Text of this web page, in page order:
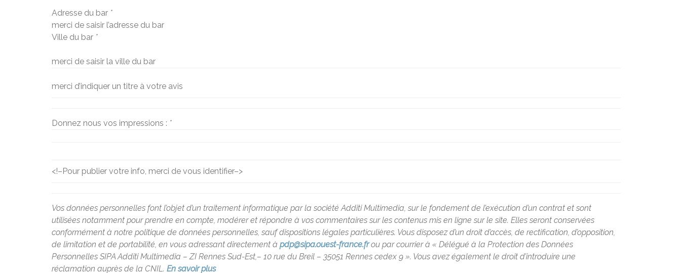
Adresse du bar *
merci de saisir l’adresse du bar
Ville du bar *
merci de saisir la ville du bar
merci d’indiquer un titre à votre avis
Donnez nous vos impressions : *
<!–Pour publier votre info, merci de vous identifier–>
Vos données personnelles font l’objet d’un traitement informatique par la société Additi Multimedia, sur le fondement de l’exécution d’un contrat et sont
utilisées notamment pour prendre en compte, modérer et répondre à vos commentaires sur les contenus mis en ligne sur le site. Elles seront conservées
conformément à notre politique de données personnelles, sauf dispositions légales particulières. Vous disposez d’un droit d’accès, de rectification, d’opposition,
de limitation et de portabilité, en vous adressant directement à pdp@sipa.ouest-france.frou par courrier à « Délégué à la Protection des Données
Personnelles SIPA Additi Multimedia – ZI Rennes Sud-Est,– 10 rue du Breil – 35051 Rennes cedex 9 ». Vous avez également le droit d’introduire une
réclamation auprès de la CNIL. En savoir plus